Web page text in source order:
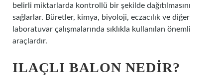
belirli miktarlarda kontrollü bir şekilde dağıtılmasını
sağlarlar. Büretler, kimya, biyoloji, eczacılık ve diğer
laboratuvar çalışmalarında sıklıkla kullanılan önemli
araçlardır.
ILAÇLI BALON NEDIR?